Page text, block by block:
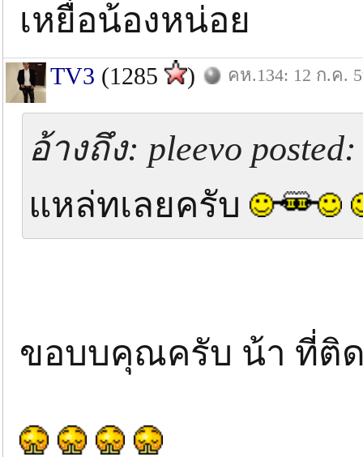
เหยื่อน้องหน่อย
TV3 (1285 ) คห.134: 12 ก.ค.
อ้างถึง: pleevo
แหล่ทเลยครับ
ขอบบคุณครับ น้า ที่ติ